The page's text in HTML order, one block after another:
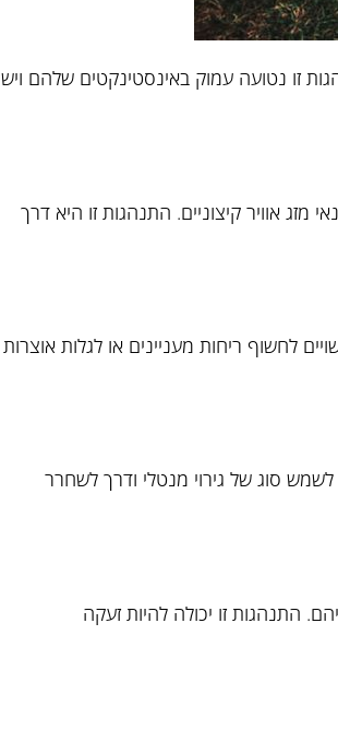
זו נטועה עמוק באינסטינקטים שלהם ויש
אוויר קיצוניים. התנהגות זו היא דרך
לחשוף ריחות מעניינים או לגלות אוצרות
סוג של גירוי מנטלי ודרך לשחרר
התנהגות זו יכולה להיות זעקה